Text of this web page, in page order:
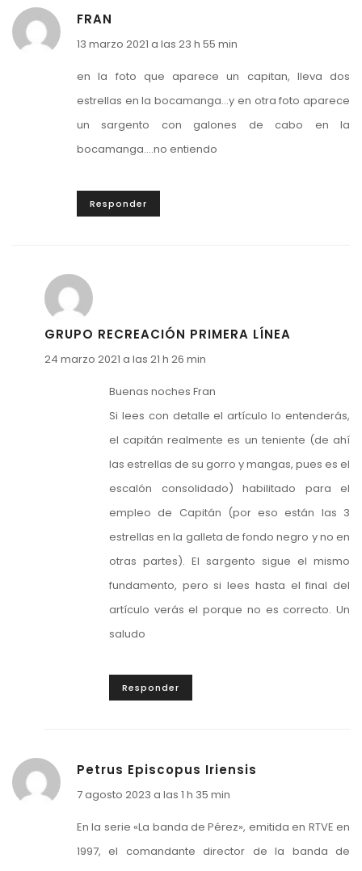
FRAN
13 marzo 2021 a las 23 h 55 min
en la foto que aparece un capitan, lleva dos
estrellas en la bocamanga…y en otra foto aparece
un sargento con galones de cabo en la
bocamanga….no entiendo
Responder
GRUPO RECREACIÓN PRIMERA LÍNEA
24 marzo 2021 a las 21 h 26 min
Buenas noches Fran
Si lees con detalle el artículo lo entenderás,
el capitán realmente es un teniente (de ahí
las estrellas de su gorro y mangas, pues es el
escalón consolidado) habilitado para el
empleo de Capitán (por eso están las 3
estrellas en la galleta de fondo negro y no en
otras partes). El sargento sigue el mismo
fundamento, pero si lees hasta el final del
artículo verás el porque no es correcto. Un
saludo
Responder
Petrus Episcopus Iriensis
7 agosto 2023 a las 1 h 35 min
En la serie «La banda de Pérez», emitida en RTVE en
1997, el comandante director de la banda de